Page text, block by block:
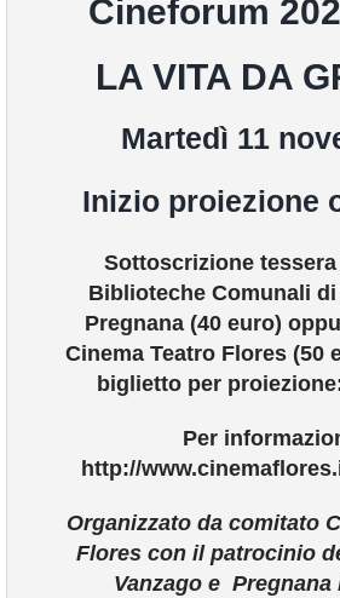
Cineforum
LA VITA DA
Martedì 11
Inizio proiezione
Sottoscrizione
Biblioteche Comunali di
Pregnana (40 euro)
Cinema Teatro Flores (50
biglietto per
Per
http://
Organizzato da comitato
Flores con il patrocinio
Vanzago e Pregnana